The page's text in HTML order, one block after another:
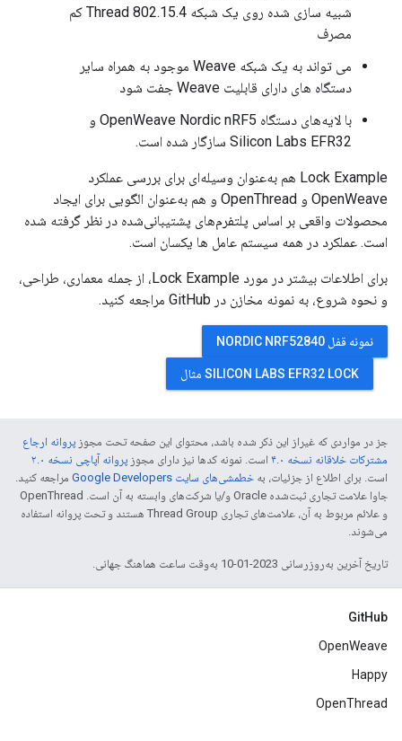
شبیه سازی شده روی یک شبکه Thread 802.15.4 کم
مصرف
می تواند به یک شبکه Weave موجود به همراه سایر
دستگاه های دارای قابلیت Weave جفت شود
با لایه‌های دستگاه OpenWeave Nordic nRF5 و
Silicon Labs EFR32 سازگار شده است.
Lock Example هم به‌عنوان وسیله‌ای برای بررسی عملکرد
OpenWeave و OpenThread و هم به‌عنوان الگویی برای ایجاد
محصولات واقعی بر اساس پلتفرم‌های پشتیبانی‌شده در نظر گرفته شده
است. عملکرد در همه سیستم عامل ها یکسان است.
برای اطلاعات بیشتر در مورد Lock Example، از جمله معماری، طراحی،
و نحوه شروع، به نمونه مخازن در GitHub مراجعه کنید.
نمونه قفل NORDIC NRF52840
SILICON LABS EFR32 LOCK مثال
جز در مواردی که غیراز این ذکر شده باشد، محتوای این صفحه تحت مجوز پروانه ارجاع
مشترکات خلاقانه نسخه ۴.۰
است. نمونه کدها نیز دارای مجوز پروانه آپاچی نسخه ۲.۰
است. برای اطلاع از جزئیات، به خطمشی‌های سایت Google Developers‏
مراجعه کنید.
جاوا علامت تجاری ثبت‌شده Oracle و/یا شرکت‌های وابسته به آن است. ‫OpenThread
و علائم مربوط به آن، علامت‌های تجاری Thread Group هستند و تحت پروانه استفاده
می‌شوند.
تاریخ آخرین به‌روزرسانی 2023-01-10 به‌وقت ساعت هماهنگ جهانی.
GitHub
OpenWeave
Happy
OpenThread